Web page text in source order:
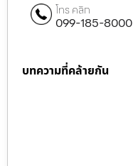
โทร คลิก
099-185-8000
บทความที่คล้ายกัน